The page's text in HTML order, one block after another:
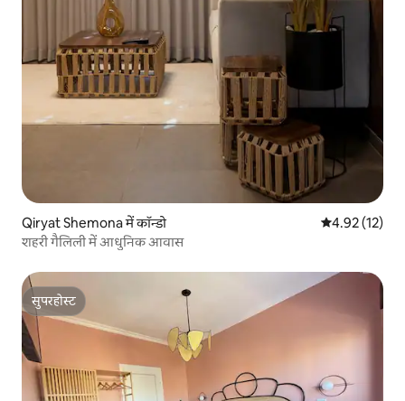
Qiryat Shemona में कॉन्डो औसत रेटिंग 5 में
4.92 (12)
शहरी गैलिली में आधुनिक आवास
सुपरहोस्ट
सुपरहोस्ट